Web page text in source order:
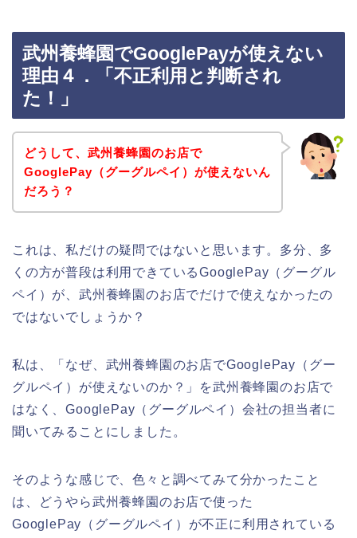
武州養蜂園でGooglePayが使えない
理由４．「不正利用と判断され
た！」
どうして、武州養蜂園のお店で
GooglePay（グーグルペイ）が使えないん
だろう？
これは、私だけの疑問ではないと思います。多分、多
くの方が普段は利用できているGooglePay（グーグル
ペイ）が、武州養蜂園のお店でだけで使えなかったの
ではないでしょうか？
私は、「なぜ、武州養蜂園のお店でGooglePay（グー
グルペイ）が使えないのか？」を武州養蜂園のお店で
はなく、GooglePay（グーグルペイ）会社の担当者に
聞いてみることにしました。
そのような感じで、色々と調べてみて分かったこと
は、どうやら武州養蜂園のお店で使った
GooglePay（グーグルペイ）が不正に利用されている